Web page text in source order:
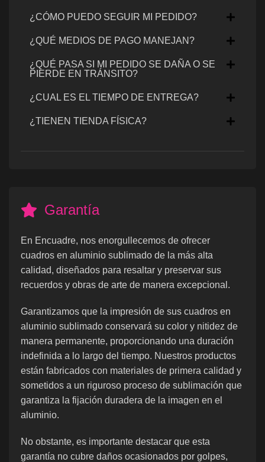
¿CÓMO PUEDO SEGUIR MI PEDIDO?
¿QUÉ MEDIOS DE PAGO MANEJAN?
¿QUÉ PASA SI MI PEDIDO SE DAÑA O SE
PIERDE EN TRÁNSITO?
¿CUAL ES EL TIEMPO DE ENTREGA?
¿TIENEN TIENDA FÍSICA?
Garantía
En Encuadre, nos enorgullecemos de ofrecer
cuadros en aluminio sublimado de la más alta
calidad, diseñados para resaltar y preservar sus
recuerdos y obras de arte de manera excepcional.
Garantizamos que la impresión de sus cuadros en
aluminio sublimado conservará su color y nitidez de
manera permanente, proporcionando una duración
indefinida a lo largo del tiempo. Nuestros productos
están fabricados con materiales de primera calidad y
sometidos a un riguroso proceso de sublimación que
garantiza la fijación duradera de la imagen en el
aluminio.
No obstante, es importante destacar que esta
garantía no cubre daños ocasionados por golpes,